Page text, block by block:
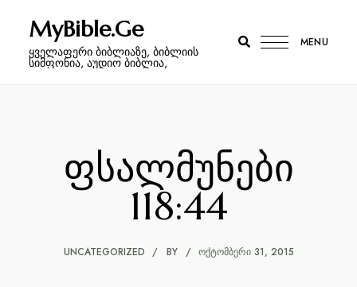
MyBible.Ge
ყველაფერი ბიბლიაზე, ბიბლიის
სიმფონია, აუდიო ბიბლია,
MENU
ფსალმუნები
118:44
UNCATEGORIZED BY ᲝᲥᲢᲝᲛᲑᲔᲠᲘ 31, 2015